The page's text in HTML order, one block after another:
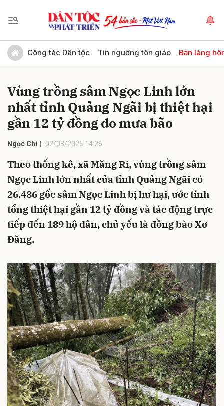
Công tác Dân tộc Tín ngưỡng tôn giáo Bản làng
Vùng trồng sâm Ngọc Linh lớn
nhất tỉnh Quảng Ngãi bị thiệt hại
gần 12 tỷ đồng do mưa bão
Ngọc Chí 02/08/2025 14:26
Theo thống kê, xã Măng Ri, vùng trồng sâm
Ngọc Linh lớn nhất của tỉnh Quảng Ngãi có
26.486 gốc sâm Ngọc Linh bị hư hại, ước tính
tổng thiệt hại gần 12 tỷ đồng và tác động trực
tiếp đến 189 hộ dân, chủ yếu là đồng bào Xơ
Đăng.
Gửi bình luận